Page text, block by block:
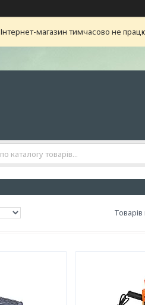
Інтернет-магазин тимчасово не